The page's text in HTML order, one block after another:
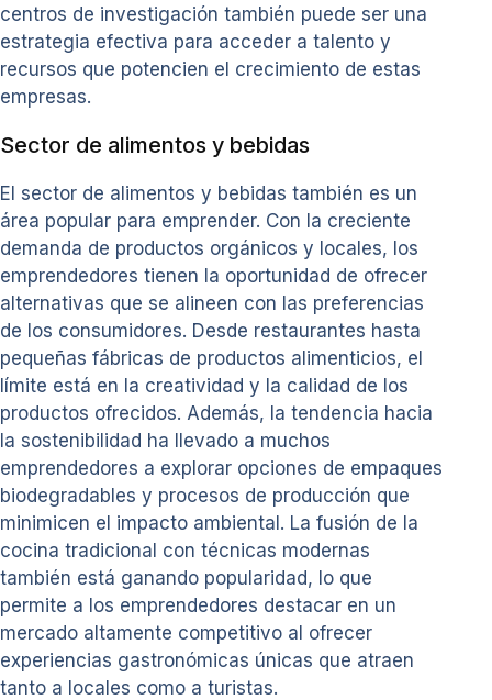
centros de investigación también puede ser una
estrategia efectiva para acceder a talento y
recursos que potencien el crecimiento de estas
empresas.
Sector de alimentos y bebidas
El sector de alimentos y bebidas también es un
área popular para emprender. Con la creciente
demanda de productos orgánicos y locales, los
emprendedores tienen la oportunidad de ofrecer
alternativas que se alineen con las preferencias
de los consumidores. Desde restaurantes hasta
pequeñas fábricas de productos alimenticios, el
límite está en la creatividad y la calidad de los
productos ofrecidos. Además, la tendencia hacia
la sostenibilidad ha llevado a muchos
emprendedores a explorar opciones de empaques
biodegradables y procesos de producción que
minimicen el impacto ambiental. La fusión de la
cocina tradicional con técnicas modernas
también está ganando popularidad, lo que
permite a los emprendedores destacar en un
mercado altamente competitivo al ofrecer
experiencias gastronómicas únicas que atraen
tanto a locales como a turistas.